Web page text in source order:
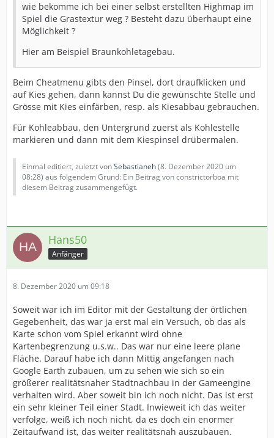
wie bekomme ich bei einer selbst erstellten Highmap im
Spiel die Grastextur weg ? Besteht dazu überhaupt eine
Möglichkeit ?
Hier am Beispiel Braunkohletagebau.
Beim Cheatmenu gibts den Pinsel, dort draufklicken und
auf Kies gehen, dann kannst Du die gewünschte Stelle und
Grösse mit Kies einfärben, resp. als Kiesabbau gebrauchen.
Für Kohleabbau, den Untergrund zuerst als Kohlestelle
markieren und dann mit dem Kiespinsel drübermalen.
Einmal editiert, zuletzt vonSebastianeh(8. Dezember 2020 um
08:28) aus folgendem Grund: Ein Beitrag von constrictorboa mit
diesem Beitrag zusammengefügt.
Hans50
Anfänger
8. Dezember 2020 um 09:18
Soweit war ich im Editor mit der Gestaltung der örtlichen
Gegebenheit, das war ja erst mal ein Versuch, ob das als
Karte schon vom Spiel erkannt wird ohne
Kartenbegrenzung u.s.w.. Das war nur eine leere plane
Fläche. Darauf habe ich dann Mittig angefangen nach
Google Earth zubauen, um zu sehen wie sich so ein
größerer realitätsnaher Stadtnachbau in der Gameengine
verhalten wird. Aber soweit bin ich noch nicht. Das ist erst
ein sehr kleiner Teil einer Stadt. Inwieweit ich das weiter
verfolge, weiß ich noch nicht, da es doch ein enormer
Zeitaufwand ist, das weiter realitätsnah auszubauen.